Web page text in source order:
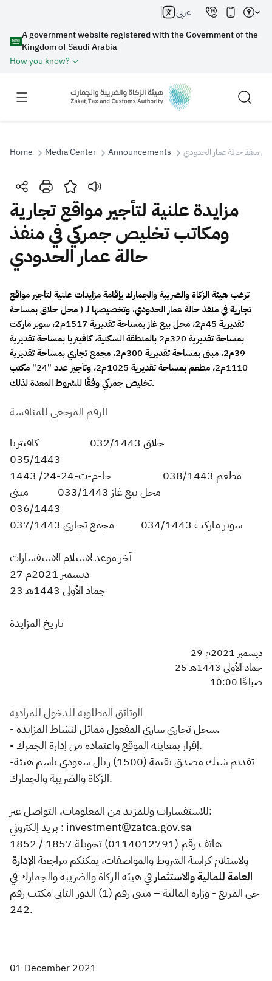
A government website registered with the Government of the
Kingdom of Saudi Arabia
How you know?
عربي
Search
Search Search AI
Suggestions
Zakat Customs VAT
Tax Declaration
Real Estate Transactions
Home Media Center Announcements في منفذ حالة عمار الحدودي
مزايدة علنية لتأجير مواقع تجارية
ومكاتب تخليص جمركي في منفذ
حالة عمار الحدودي
​​​​​​​ترغب هيئة الزكاة والضريبة والجمارك بإقامة مزايدات علنية لتأجير مواقع
تجارية في منفذحالة عمار الحدودي، وتخصيصها لـ ( محل حلاق بمساحة
تقديرية 45م2، محل بيع غاز بمساحة تقديرية 1517م2، سوبر ماركت
بمساحة تقديرية 320م2 بالمنطقة السكنية، كافيتريا بمساحة تقديرية
39م2، مبنى بمساحة تقديرية 300م2، مجمع تجاري بمساحة تقديرية
1110م2، مطعم بمساحة تقديرية 1025م2، وتأجير عدد "24" مكتب
تخليص جمركي وفقًا للشروط المعدة لذلك.
الرقم الم​​رجعي للمنافسة
حلاق 032/1443 كافيتريا
مطعم 038/1443 حا-م-ت-24-24/ 1443
محل بيع غاز 033/1443 مبنى
سوبر ماركت 034/1443 مجمع تجاري 037/1443
آخر موعد لاستلام الاستفسارات
27 ديسمبر 2021م
23 جماد الأولى 1443هـ
تاريخ المزايدة
29 ديسمبر 2021م
25 جماد الأولى 1443هـ
10:00 صباحًا
الوثائق المطلوبة للدخول للمزادية
- سجل تجاري ساري المفعول مماثل لنشاط المزايدة.
- إقرار بمعاينة الموقع واعتماده من إدارة الجمرك.
-تقديم شيك مصدق بقيمة (1500) ريال سعودي باسم هيئة
الزكاة والضريبة والجمارك.
للاستفسارات وللمزيد من المعلومات، التواصل عبر:
بريد إلكتروني : investment@zatca.gov.sa
هاتف رقم (0114012791) تحويلة 1857 / 1852
ولاستلام كراسة الشروط والمواصفات، يمكنكم مراجعةالإدارة
العامة للمالية والاستثمار ​ في هيئة الزكاة والضريبة والجمارك في
حي المربع - وزارة المالية – مبنى رقم (1) الدور الثاني مكتب رقم
242.
01 December 2021